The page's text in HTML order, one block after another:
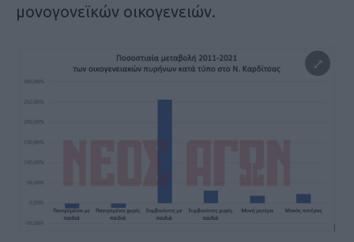
μονογονεϊκών οικογενειών.